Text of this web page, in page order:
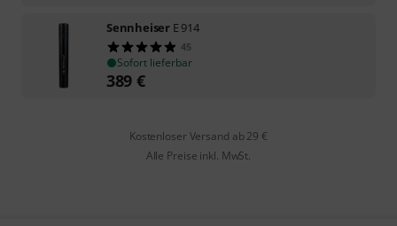
Sennheiser E 914
45
Sofort lieferbar
389 €
Kostenloser Versand ab 29 €
Alle Preise inkl. MwSt.